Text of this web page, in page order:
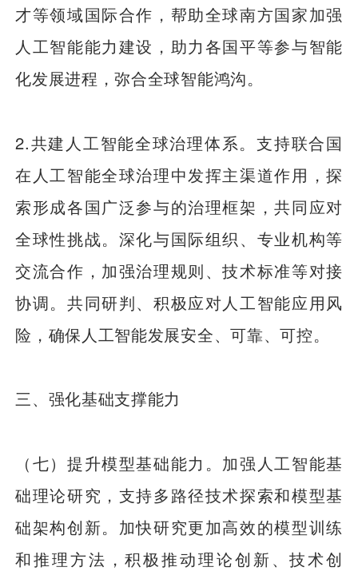
才等领域国际合作，帮助全球南方国家加强
人工智能能力建设，助力各国平等参与智能
化发展进程，弥合全球智能鸿沟。
2.共建人工智能全球治理体系。支持联合国
在人工智能全球治理中发挥主渠道作用，探
索形成各国广泛参与的治理框架，共同应对
全球性挑战。深化与国际组织、专业机构等
交流合作，加强治理规则、技术标准等对接
协调。共同研判、积极应对人工智能应用风
险，确保人工智能发展安全、可靠、可控。
三、强化基础支撑能力
（七）提升模型基础能力。加强人工智能基
础理论研究，支持多路径技术探索和模型基
础架构创新。加快研究更加高效的模型训练
和推理方法，积极推动理论创新、技术创